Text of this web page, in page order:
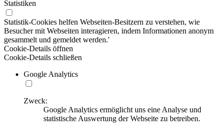
Statistiken
Statistik-Cookies helfen Webseiten-Besitzern zu verstehen, wie
Besucher mit Webseiten interagieren, indem Informationen anonym
gesammelt und gemeldet werden.'
Cookie-Details öffnen
Cookie-Details schließen
Google Analytics
Zweck:
Google Analytics ermöglicht uns eine Analyse und
statistische Auswertung der Webseite zu betreiben.